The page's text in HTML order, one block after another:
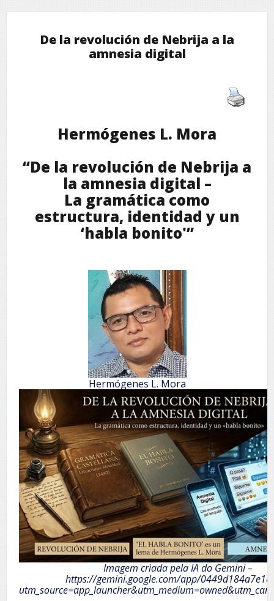
De la revolución de Nebrija a la
amnesia digital
Hermógenes L. Mora
“De la revolución de Nebrija a
la amnesia digital –
La gramática como
estructura, identidad y un
‘habla bonito'”
Hermógenes L. Mora
Imagem criada pela IA do Gemini –
https://gemini.google.com/app/